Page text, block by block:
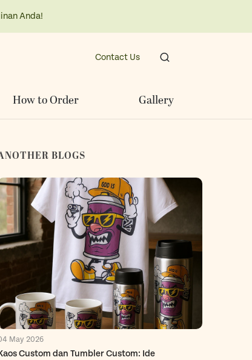
Anda!
Contact Us
How to Order Gallery
BLOGS
May 2026
Custom dan Tumbler Custom: Ide